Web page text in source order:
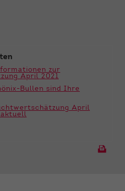
zur
April 2021
Bullen sind Ihre
April
aktuell